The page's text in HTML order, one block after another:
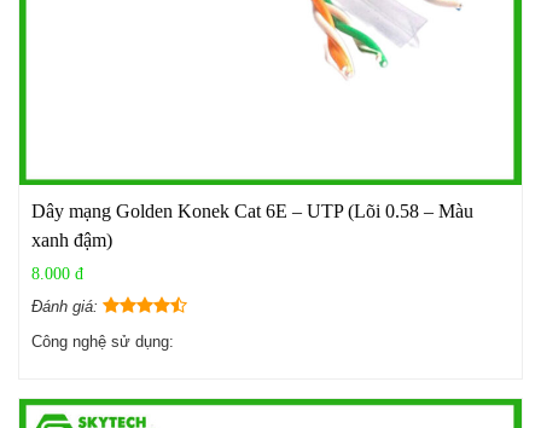
Dây mạng Golden Konek Cat 6E – UTP (Lõi 0.58 – Màu
xanh đậm)
8.000 đ
Đánh giá:
Công nghệ sử dụng: